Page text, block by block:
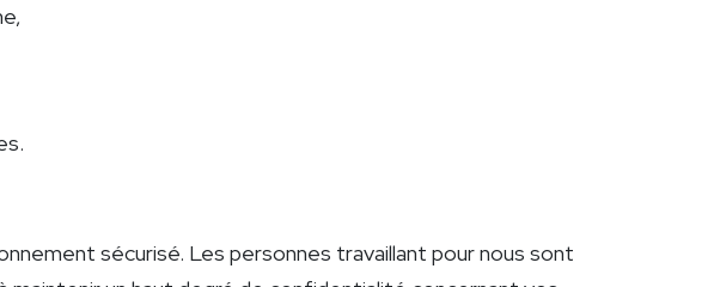
sécurisé. Les personnes travaillant pour nous sont